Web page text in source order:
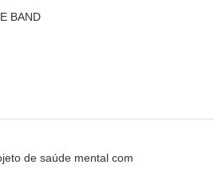
BAND
de saúde mental com